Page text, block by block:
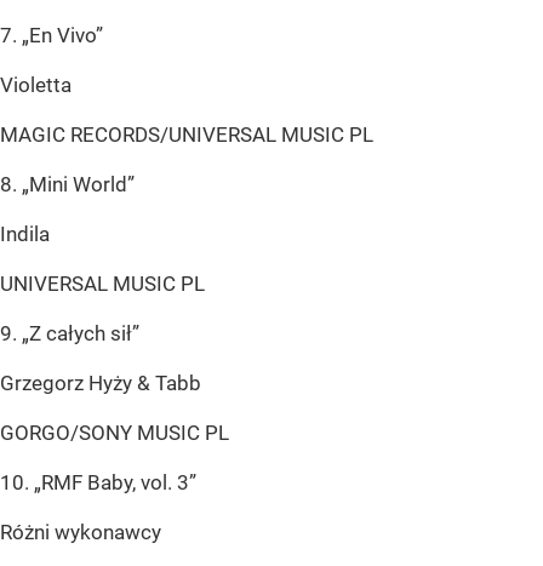
7. „En Vivo”
Violetta
MAGIC RECORDS/UNIVERSAL MUSIC PL
8. „Mini World”
Indila
UNIVERSAL MUSIC PL
9. „Z całych sił”
Grzegorz Hyży & Tabb
GORGO/SONY MUSIC PL
10. „RMF Baby, vol. 3”
Różni wykonawcy